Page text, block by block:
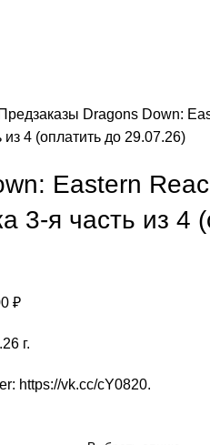
Предзаказы Dragons Down:
из 4 (оплатить до 29.07.26)
Eastern
3-я часть из 4
₽
г.
https://vk.cc/cY0820.